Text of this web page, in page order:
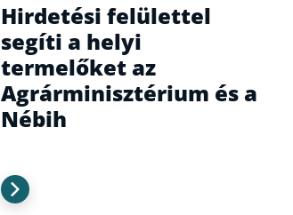
Hirdetési felülettel
segíti a helyi
termelőket az
Agrárminisztérium és a
Nébih